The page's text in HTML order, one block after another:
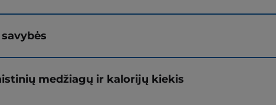
medžiagų ir kalorijų kiekis